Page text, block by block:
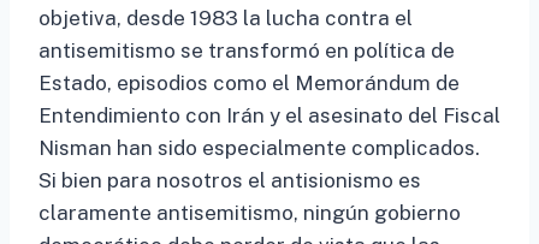
objetiva, desde 1983 la lucha contra el
antisemitismo se transformó en política de
Estado, episodios como el Memorándum de
Entendimiento con Irán y el asesinato del Fiscal
Nisman han sido especialmente complicados.
Si bien para nosotros el antisionismo es
claramente antisemitismo, ningún gobierno